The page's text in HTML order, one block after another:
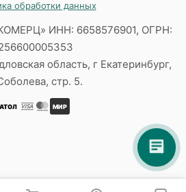
обработки данных
ИНН: 6658576901, ОГРН:
область, г Екатеринбург,
стр. 5.
АТОЛ МИР